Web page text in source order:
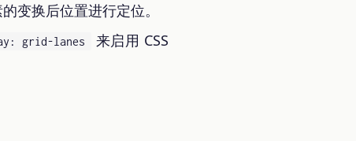
换后位置进行定位。
grid-lanes
来启用 CSS